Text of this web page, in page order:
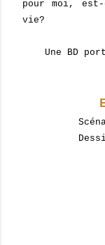
pour moi,
vie?
Une BD